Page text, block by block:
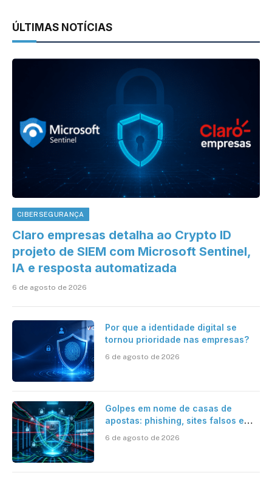
ÚLTIMAS NOTÍCIAS
CIBERSEGURANÇA
Claro empresas detalha ao Crypto ID
projeto de SIEM com Microsoft Sentinel,
IA e resposta automatizada
6 de agosto de 2026
Por que a identidade digital se
tornou prioridade nas empresas?
6 de agosto de 2026
Golpes em nome de casas de
apostas: phishing, sites falsos e
6 de agosto de 2026